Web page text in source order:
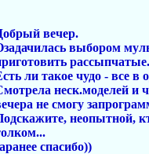
вечер.
выбором
рассыпчатые.
ли такое чудо - все в
неск.моделей и
не смогу
неопытной,
спасибо))